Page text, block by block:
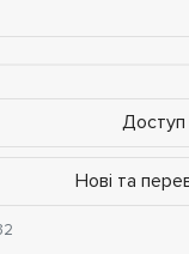
Доступ
Нові та